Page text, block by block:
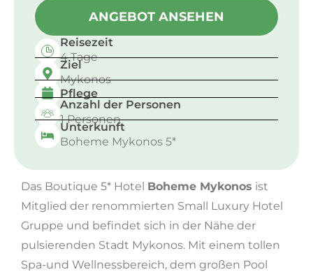
ANGEBOT ANSEHEN
Reisezeit
4 Tage
Ziel
Mykonos
Pflege
Anzahl der Personen
1 Personen
Unterkunft
Boheme Mykonos 5*
Das Boutique 5* Hotel Boheme Mykonos ist
Mitglied der renommierten Small Luxury Hotel
Gruppe und befindet sich in der Nähe der
pulsierenden Stadt Mykonos. Mit einem tollen
Spa-und Wellnessbereich, dem großen Pool